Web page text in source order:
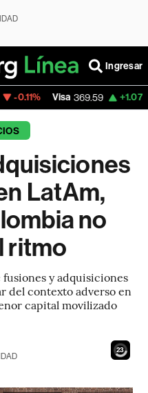
Ingresar
+1.07% MercadoLibre
LatAm,
no
ritmo
y adquisiciones
del contexto adverso en
capital movilizado
21